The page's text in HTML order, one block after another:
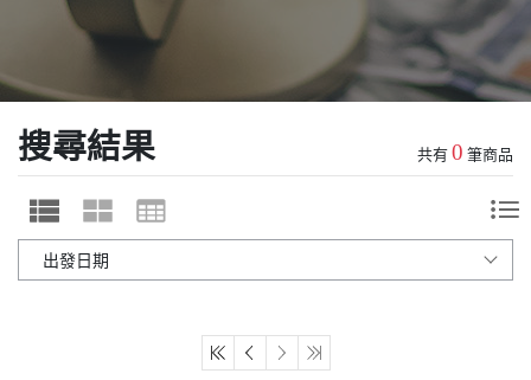
搜尋結果 共有 0 筆商品